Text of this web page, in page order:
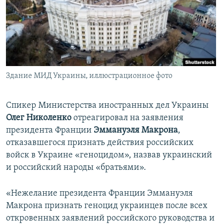
ПОБЕДИТЕЛЕЙ НЕ СУДЯТ?
КРЫМ.НЕПОКОРЕННЫЙ
ELIFBE
УКРАИНСКАЯ ПРОБЛЕМА КРЫМА
ПРИСОЕДИНЯЙТЕСЬ!
Все сайты RFE/RL
Здание МИД Украины, иллюстрационное фото
Спикер Министерства иностранных дел Украины
Олег Николенко отреагировал на заявления
президента Франции Эммануэля Макрона,
отказавшегося признать действия российских
войск в Украине «геноцидом», назвав украинский
и российский народы «братьями».
«Нежелание президента Франции Эммануэля
Макрона признать геноцид украинцев после всех
откровенных заявлений российского руководства и